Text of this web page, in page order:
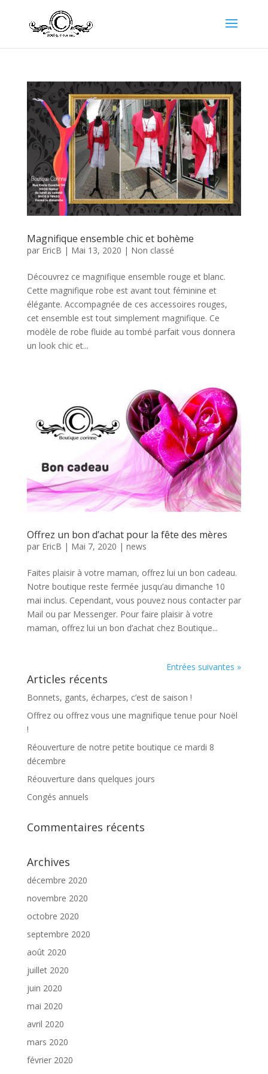
Magnifique ensemble chic et bohème
par EricB | Mai 13, 2020 | Non classé
Découvrez ce magnifique ensemble rouge et blanc.
Cette magnifique robe est avant tout féminine et
élégante. Accompagnée de ces accessoires rouges,
cet ensemble est tout simplement magnifique. Ce
modèle de robe fluide au tombé parfait vous donnera
un look chic et...
Offrez un bon d’achat pour la fête des mères
par EricB | Mai 7, 2020 | news
Faites plaisir à votre maman, offrez lui un bon cadeau.
Notre boutique reste fermée jusqu’au dimanche 10
mai inclus. Cependant, vous pouvez nous contacter par
Mail ou par Messenger. Pour faire plaisir à votre
maman, offrez lui un bon d’achat chez Boutique...
Entrées suivantes »
Articles récents
Bonnets, gants, écharpes, c’est de saison !
Offrez ou offrez vous une magnifique tenue pour Noël
!
Réouverture de notre petite boutique ce mardi 8
décembre
Réouverture dans quelques jours
Congés annuels
Commentaires récents
Archives
décembre 2020
novembre 2020
octobre 2020
septembre 2020
août 2020
juillet 2020
juin 2020
mai 2020
avril 2020
mars 2020
février 2020